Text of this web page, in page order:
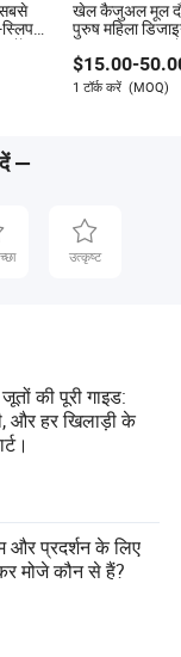
खेल कैजुअल मूल
पुरुष महिला
उच्च गुणवत्ता
बास्केटबॉल सॉकर
AAA प्रतिकृति
$15.00-
1 टॉर्क करें (MOQ)
—
उत्कृष्ट
की पूरी गाइड:
और हर खिलाड़ी के
और प्रदर्शन के लिए
मोजे कौन से हैं?